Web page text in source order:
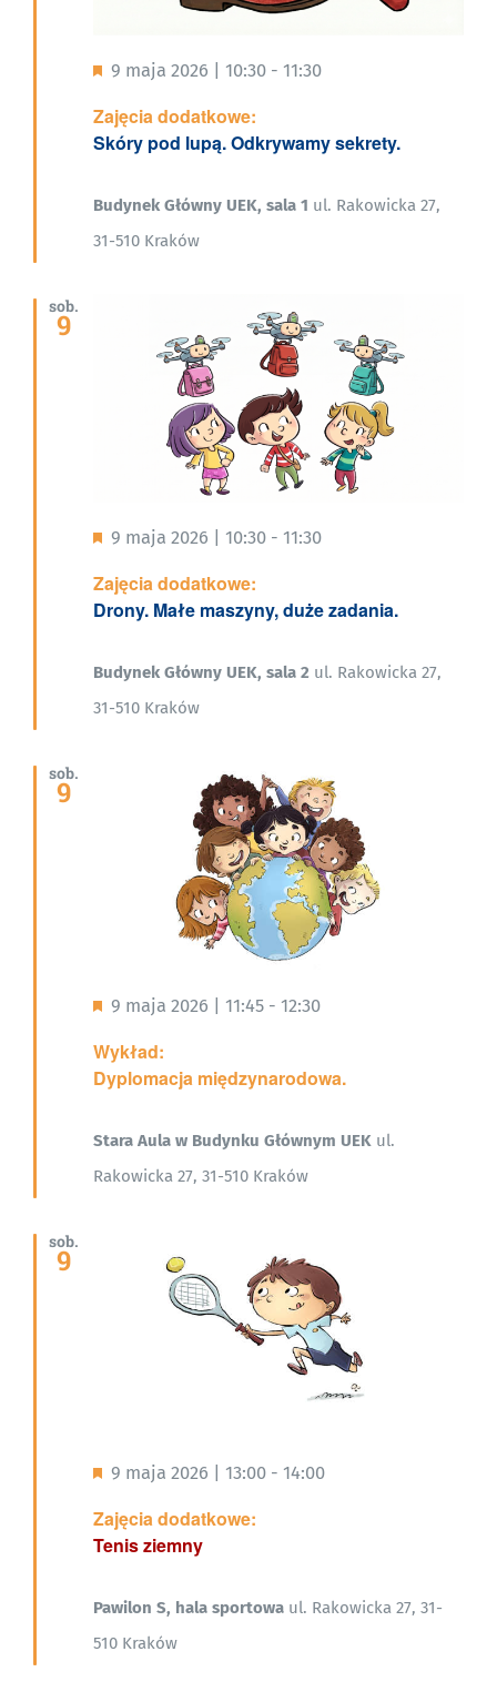
Zajęcia dodatkowe:
Skóry pod lupą. Odkrywamy sekrety.
Wyróżnione
9 maja 2026 | 10:30 - 11:30
Budynek Główny UEK, sala 1 ul. Rakowicka 27,
31-510 Kraków
sob.
9
Zajęcia dodatkowe:
Drony. Małe maszyny, duże zadania.
Wyróżnione
9 maja 2026 | 10:30 - 11:30
Budynek Główny UEK, sala 2 ul. Rakowicka 27,
31-510 Kraków
sob.
9
Wykład:
Dyplomacja międzynarodowa.
Wyróżnione
9 maja 2026 | 11:45 - 12:30
Stara Aula w Budynku Głównym UEK ul.
Rakowicka 27, 31-510 Kraków
sob.
9
Zajęcia dodatkowe:
Tenis ziemny
Wyróżnione
9 maja 2026 | 13:00 - 14:00
Pawilon S, hala sportowa ul. Rakowicka 27, 31-
510 Kraków